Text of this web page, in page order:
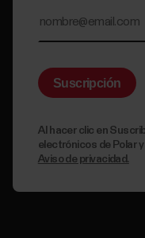
Al hacer clic en
electrónicos de Polar
Aviso de privacidad.